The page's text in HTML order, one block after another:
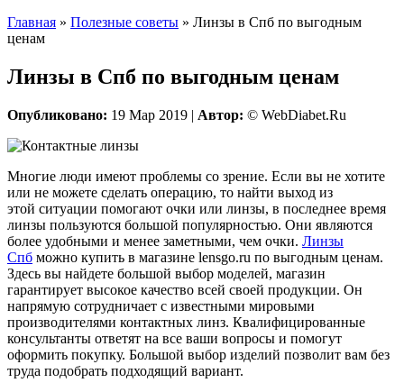
Главная » Полезные советы » Линзы в Спб по выгодным
ценам
Линзы в Спб по выгодным ценам
Опубликовано: 19 Мар 2019 | Автор: © WebDiabet.Ru
Многие люди имеют проблемы со зрение. Если вы не хотите
или не можете сделать операцию, то найти выход из
этой ситуации помогают очки или линзы, в последнее время
линзы пользуются большой популярностью. Они являются
более удобными и менее заметными, чем очки. Линзы
Спб можно купить в магазине lensgo.ru по выгодным ценам.
Здесь вы найдете большой выбор моделей, магазин
гарантирует высокое качество всей своей продукции. Он
напрямую сотрудничает с известными мировыми
производителями контактных линз. Квалифицированные
консультанты ответят на все ваши вопросы и помогут
оформить покупку. Большой выбор изделий позволит вам без
труда подобрать подходящий вариант.